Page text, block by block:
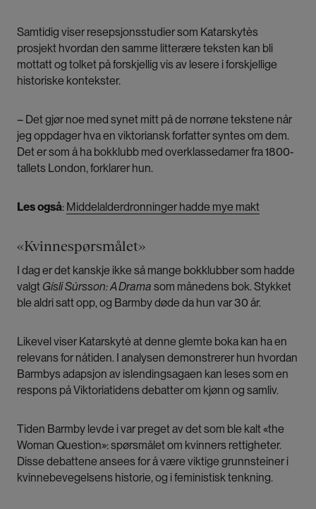
Samtidig viser resepsjonsstudier som Katarskytės
prosjekt hvordan den samme litterære teksten kan bli
mottatt og tolket på forskjellig vis av lesere i forskjellige
historiske kontekster.
– Det gjør noe med synet mitt på de norrøne tekstene når
jeg oppdager hva en viktoriansk forfatter syntes om dem.
Det er som å ha bokklubb med overklassedamer fra 1800-
tallets London, forklarer hun.
Les også: Middelalderdronninger hadde mye makt
«Kvinnespørsmålet»
I dag er det kanskje ikke så mange bokklubber som hadde
valgt Gísli Súrsson: A Drama som månedens bok. Stykket
ble aldri satt opp, og Barmby døde da hun var 30 år.
Likevel viser Katarskytė at denne glemte boka kan ha en
relevans for nåtiden. I analysen demonstrerer hun hvordan
Barmbys adapsjon av islendingsagaen kan leses som en
respons på Viktoriatidens debatter om kjønn og samliv.
Tiden Barmby levde i var preget av det som ble kalt «the
Woman Question»: spørsmålet om kvinners rettigheter.
Disse debattene ansees for å være viktige grunnsteiner i
kvinnebevegelsens historie, og i feministisk tenkning.